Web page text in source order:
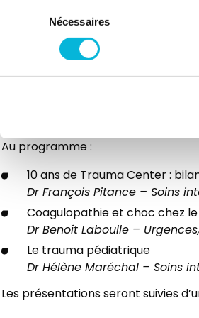
consentement
Nécessaires
Wallonie. C’est cet
parmi les meilleurs en Europe. »
Un symposium pour les 10 ans
À l’occasion de cet anniversaire,
professionnels de la santé, le
Au programme :
10 ans de Trauma Center :
Dr François Pitance – Soins
Coagulopathie et choc chez
Dr Benoît Laboulle –
Le trauma pédiatrique
Dr Hélène Maréchal – Soins
Les présentations seront suivies